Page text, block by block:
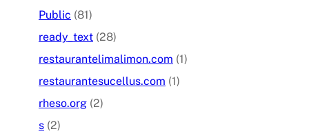
Public (81)
ready_text (28)
restaurantelimalimon.com (1)
restaurantesucellus.com (1)
rheso.org (2)
s (2)